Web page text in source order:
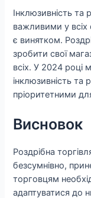
Інклюзивність та
важливими у всіх
є винятком.
зробити свої
всіх. У 2024
інклюзивність та
пріоритетними
Висновок
Роздрібна
безсумнівно,
торговцям
адаптуватися до